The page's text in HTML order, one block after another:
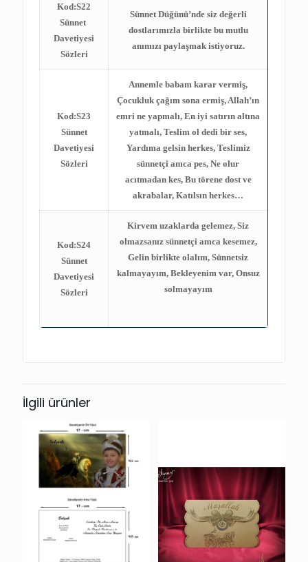
Kod:S22
Sünnet
Davetiyesi
Sözleri
Sünnet Düğünü’nde siz değerli
dostlarımızla birlikte bu mutlu
anımızı paylaşmak istiyoruz.
Kod:S23
Sünnet
Davetiyesi
Sözleri
Annemle babam karar vermiş,
Çocukluk çağım sona ermiş, Allah’ın
emri ne yapmalı, En iyi satırın altına
yatmalı, Teslim ol dedi bir ses,
Yardıma gelsin herkes, Teslimiz
sünnetçi amca pes, Ne olur
acıtmadan kes, Bu törene dost ve
akrabalar, Katılsın herkes…
Kod:S24
Sünnet
Davetiyesi
Sözleri
Kirvem uzaklarda gelemez, Siz
olmazsanız sünnetçi amca kesemez,
Gelin birlikte olalım, Sünnetsiz
kalmayayım, Bekleyenim var, Onsuz
solmayayım
İlgili ürünler